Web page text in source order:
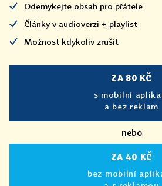
Odemykejte obsah pro přátele
Články v audioverzi + playlist
Možnost kdykoliv zrušit
ZA 80 KČ
s mobilní
a bez reklam
nebo
ZA 40 KČ
bez mobilní